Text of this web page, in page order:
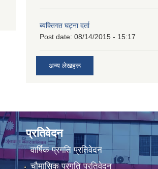
ब्यक्तिगत घट्ना दर्ता
Post date: 08/14/2015 - 15:17
अन्य लेखहरू
प्रतिवेदन
वार्षिक प्रगति प्रतिवेदन
चौमासिक प्रगति प्रतिवेदन